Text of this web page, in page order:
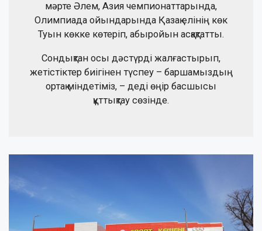
мәрте Әлем, Азия чемпионаттарында,
Олимпиада ойындарында Қазақ елінің көк
Туын көкке көтеріп, абыройын асқақтатты.
Сондықтан осы дәстүрді жалғастырып,
жетістіктер биігінен түспеу – баршамыздың
ортақ міндетіміз, – деді өңір басшысы
құттықтау сөзінде.